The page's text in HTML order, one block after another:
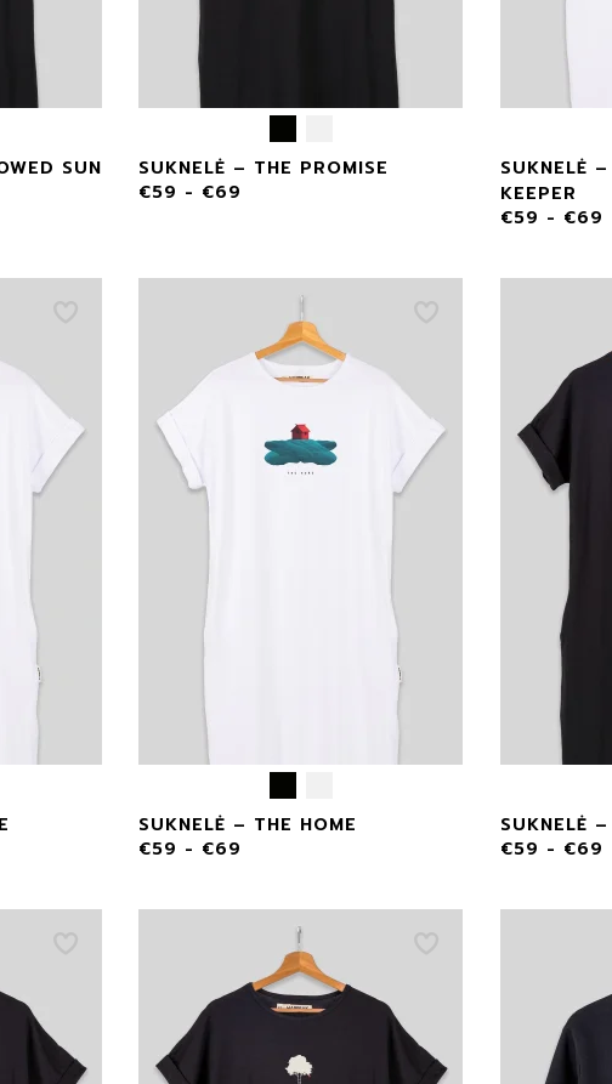
SUN
SUKNELĖ – THE PROMISE
€59 - €69
SUKNELĖ
KEEPER
€59 - €69
SUKNELĖ – THE HOME
€59 - €69
SUKNELĖ
€59 - €69